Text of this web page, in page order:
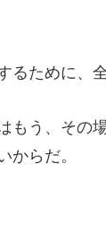
るために、
もう、その
からだ。